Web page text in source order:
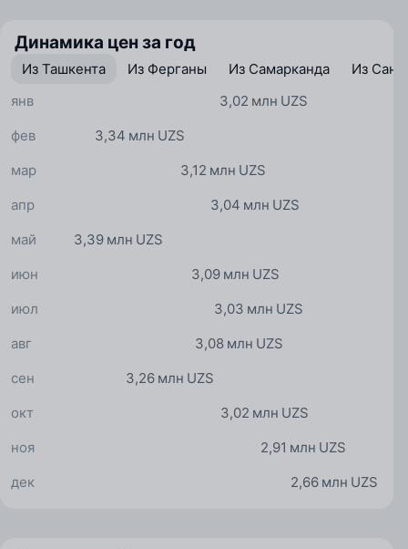
Динамика цен за год
Из Ташкента Из Ферганы Из Самарканда
Из
3,02 млн UZS
янв
3,34 млн UZS
фев
3,12 млн UZS
мар
3,04 млн UZS
апр
3,39 млн UZS
май
3,09 млн UZS
июн
3,03 млн UZS
июл
3,08 млн UZS
авг
3,26 млн UZS
сен
3,02 млн UZS
окт
2,91 млн UZS
ноя
2,66 млн UZS
дек